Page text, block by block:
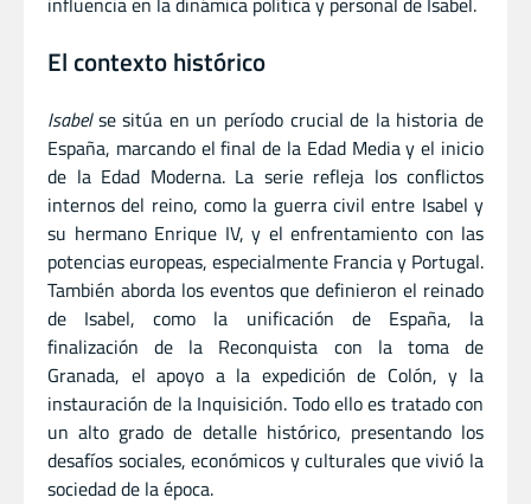
El contexto histórico
Isabelse sitúa en un período crucial de la historia de
España, marcando el final de la Edad Media y el inicio
de la Edad Moderna. La serie refleja los conflictos
internos del reino, como la guerra civil entre Isabel y
su hermano Enrique IV, y el enfrentamiento con las
potencias europeas, especialmente Francia y Portugal.
También aborda los eventos que definieron el reinado
de Isabel, como la unificación de España, la
finalización de la Reconquista con la toma de
Granada, el apoyo a la expedición de Colón, y la
instauración de la Inquisición. Todo ello es tratado con
un alto grado de detalle histórico, presentando los
desafíos sociales, económicos y culturales que vivió la
sociedad de la época.